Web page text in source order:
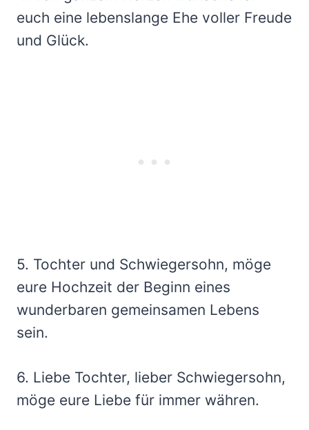
euch eine lebenslange Ehe voller Freude
und Glück.
5. Tochter und Schwiegersohn, möge
eure Hochzeit der Beginn eines
wunderbaren gemeinsamen Lebens
sein.
6. Liebe Tochter, lieber Schwiegersohn,
möge eure Liebe für immer währen.